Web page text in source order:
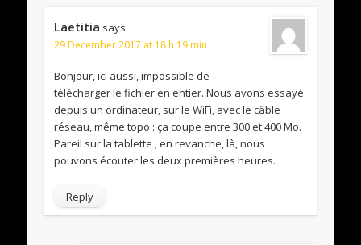
Laetitia says:
29 December 2017 at 18 h 19 min
Bonjour, ici aussi, impossible de
télécharger le fichier en entier. Nous avons essayé
depuis un ordinateur, sur le WiFi, avec le câble
réseau, même topo : ça coupe entre 300 et 400 Mo.
Pareil sur la tablette ; en revanche, là, nous
pouvons écouter les deux premières heures.
Reply